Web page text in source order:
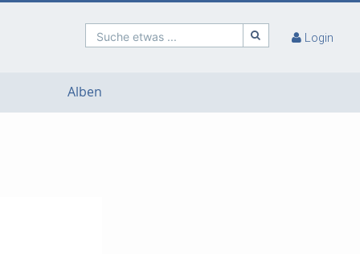
Suche etwas ... Login
Alben